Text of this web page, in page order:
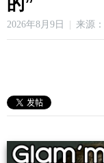
2026年8月9日 来源